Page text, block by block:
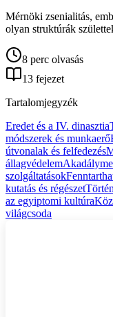
Mérnöki zsenialitás,
olyan struktúrák
8 perc olvasás
13 fejezet
Tartalomjegyzék
Eredet és a IV. dinasztia
módszerek és munkaerő
útvonalak és felfedezés
állagvédelem
szolgáltatások
kutatás és régészet
az egyiptomi kultúra
világcsoda